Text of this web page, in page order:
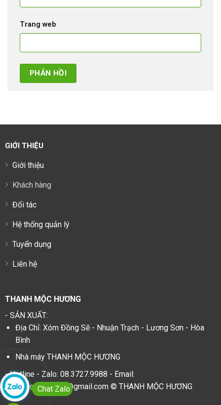
Trang web
GIỚI THIỆU
Giới thiệu
Khách hàng
Đối tác
Hệ thống quản lý
Tuyển dụng
Liên hệ
THANH MỘC HƯƠNG
- SẢN XUẤT:
Địa Chỉ: Xóm Đồng Sẽ - Nhuận Trạch - Lương Sơn - Hòa
Bình
Nhà máy THANH MỘC HƯƠNG
- Hotline - Zalo: 08.3727.9988 - Email:
thanhmochuongvn@gmail.com © THANH MỘC HƯƠNG
Chat Zalo